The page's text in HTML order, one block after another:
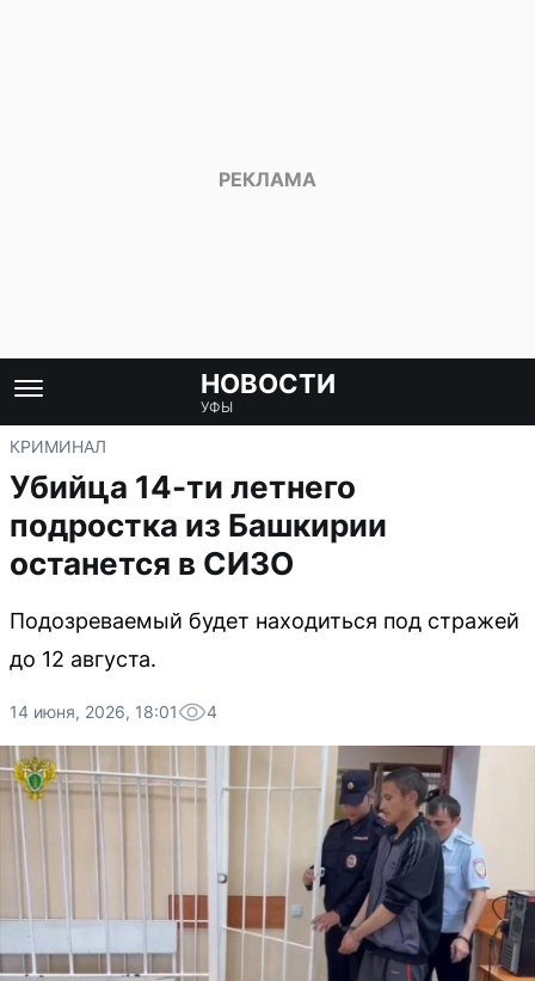
НОВОСТИ
УФЫ
КРИМИНАЛ
Убийца 14-ти летнего
подростка из Башкирии
останется в СИЗО
Подозреваемый будет находиться под стражей
до 12 августа.
14 июня, 2026, 18:01 4